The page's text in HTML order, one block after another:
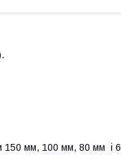
150 мм, 100 мм, 80 мм і